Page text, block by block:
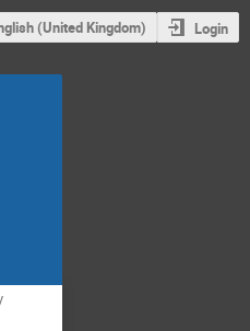
(United Kingdom) Login